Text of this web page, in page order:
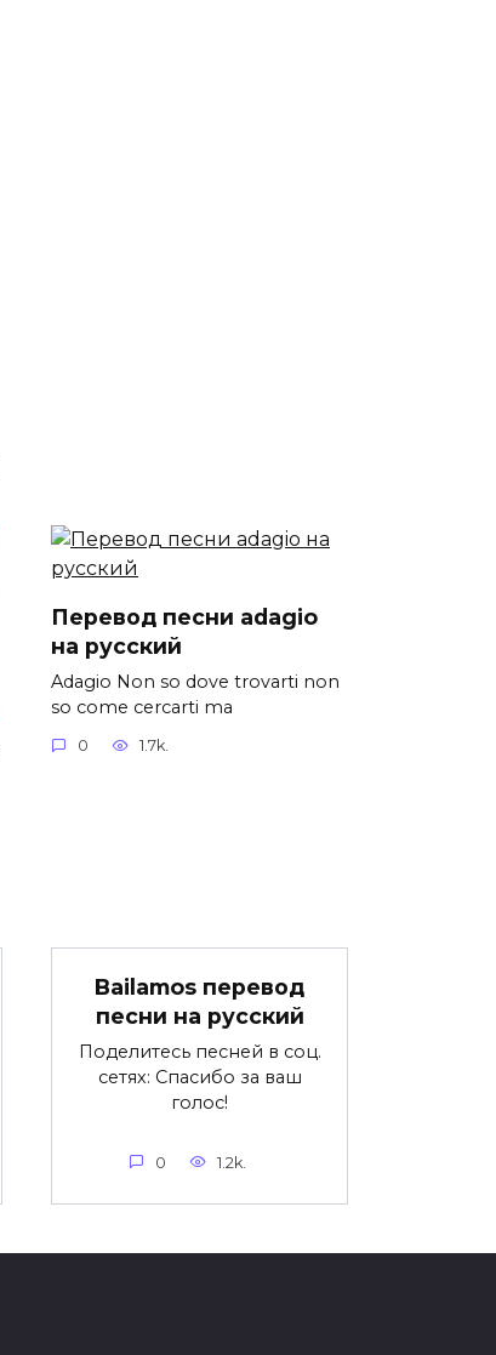
Перевод песни adagio
на русский
Adagio Non so dove trovarti non
so come cercarti ma
0 1.7k.
Bailamos перевод
песни на русский
Поделитесь песней в соц.
сетях: Спасибо за ваш
голос!
0 1.2k.